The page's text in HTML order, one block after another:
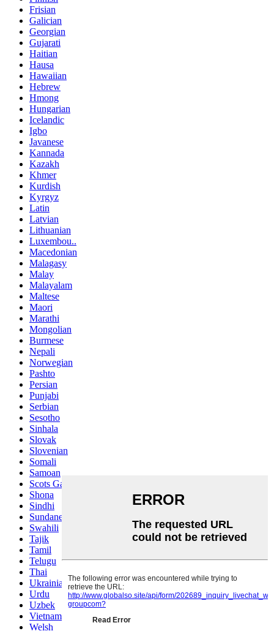
Frisian
Galician
Georgian
Gujarati
Haitian
Hausa
Hawaiian
Hebrew
Hmong
Hungarian
Icelandic
Igbo
Javanese
Kannada
Kazakh
Khmer
Kurdish
Kyrgyz
Latin
Latvian
Lithuanian
Luxembou..
Macedonian
Malagasy
Malay
Malayalam
Maltese
Maori
Marathi
Mongolian
Burmese
Nepali
Norwegian
Pashto
Persian
Punjabi
Serbian
Sesotho
Sinhala
Slovak
Slovenian
Somali
Samoan
Scots Gaelic
Shona
Sindhi
Sundanese
Swahili
Tajik
Tamil
Telugu
Thai
Ukrainian
Urdu
Uzbek
Vietnamese
Welsh